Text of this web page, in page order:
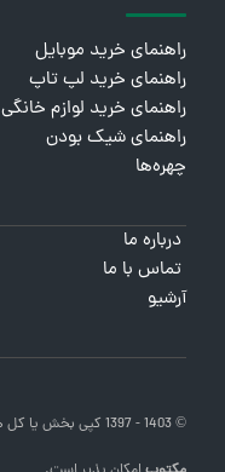
راهنمای خرید موبایل
راهنمای خرید لپ تاپ
راهنمای خرید لوازم خانگی
راهنمای شیک بودن
چهره‌ها
درباره ما
تماس با ما
آرشیو
© 1403 - 1397 کپی بخش یا کل هر کدام از مطالب